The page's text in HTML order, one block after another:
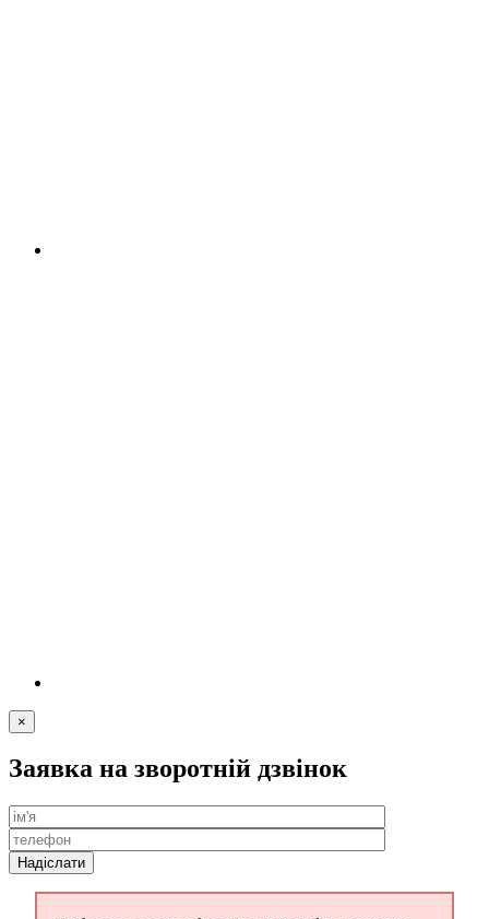
×
Заявка на зворотній дзвінок